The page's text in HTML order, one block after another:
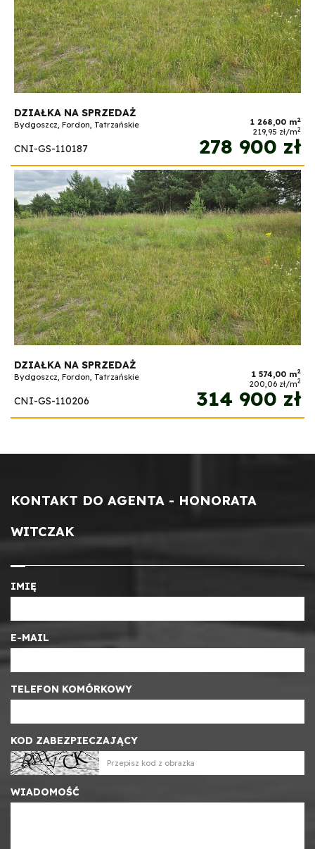
DZIAŁKA NA SPRZEDAŻ
Bydgoszcz, Fordon, Tatrzańskie 1 268,00 m2
219,95 zł/m2
CNI-GS-110187 278 900 zł
DZIAŁKA NA SPRZEDAŻ
Bydgoszcz, Fordon, Tatrzańskie 1 574,00 m2
200,06 zł/m2
CNI-GS-110206 314 900 zł
KONTAKT DO AGENTA - HONORATA
WITCZAK
IMIĘ
E-MAIL
TELEFON KOMÓRKOWY
KOD ZABEZPIECZAJĄCY
WIADOMOŚĆ